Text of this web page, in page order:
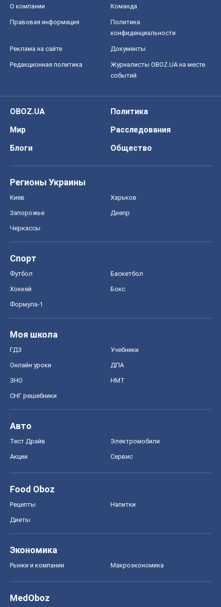
О компании Команда
Правовая информация
Политика
конфиденциальности
Реклама на сайте Документы
Редакционная политика
Журналисты OBOZ.UA на месте
событий
OBOZ.UA
Политика
Мир
Расследования
Блоги
Общество
Регионы Украины
Киев Харьков
Запорожье Днепр
Черкассы
Спорт
Футбол Баскетбол
Хоккей Бокс
Формула-1
Моя школа
ГДЗ Учебники
Онлайн уроки ДПА
ЗНО НМТ
СНГ решебники
Авто
Тест Драйв Электромобили
Акции Сервис
Food Oboz
Рецепты Напитки
Диеты
Экономика
Рынки и компании Mакроэкономика
MedOboz